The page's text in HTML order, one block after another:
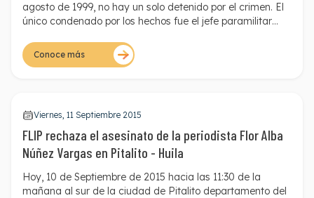
agosto de 1999, no hay un solo detenido por el crimen. El
único condenado por los hechos fue el jefe paramilitar
Conoce más
Viernes, 11 Septiembre 2015
FLIP rechaza el asesinato de la periodista Flor Alba
Núñez Vargas en Pitalito - Huila
Hoy, 10 de Septiembre de 2015 hacia las 11:30 de la
mañana al sur de la ciudad de Pitalito departamento del